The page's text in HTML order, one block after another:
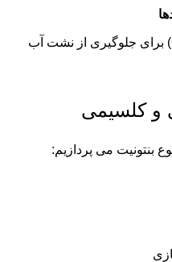
و کلسیمی
بنتونیت می پردازیم: